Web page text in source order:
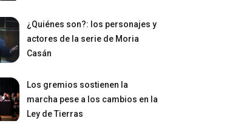
¿Quiénes son?: los personajes y
actores de la serie de Moria
Casán
Los gremios sostienen la
marcha pese a los cambios en la
Ley de Tierras